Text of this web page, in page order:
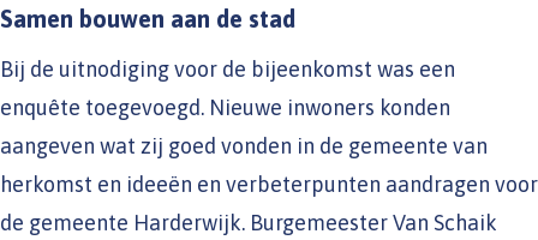
Samen bouwen aan de stad
Bij de uitnodiging voor de bijeenkomst was een
enquête toegevoegd. Nieuwe inwoners konden
aangeven wat zij goed vonden in de gemeente van
herkomst en ideeën en verbeterpunten aandragen voor
de gemeente Harderwijk. Burgemeester Van Schaik